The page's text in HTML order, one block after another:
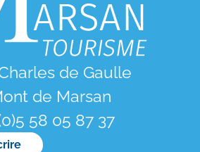
de Gaulle
de Marsan
58 05 87 37